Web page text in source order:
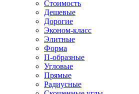
Стоимость
Дешевые
Дорогие
Эконом-класс
Элитные
Форма
П-образные
Угловые
Прямые
Радиусные